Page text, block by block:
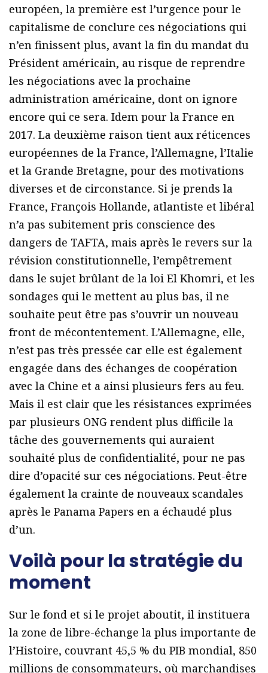
européen, la première est l’urgence pour le
capitalisme de conclure ces négociations qui
n’en finissent plus, avant la fin du mandat du
Président américain, au risque de reprendre
les négociations avec la prochaine
administration américaine, dont on ignore
encore qui ce sera. Idem pour la France en
2017. La deuxième raison tient aux réticences
européennes de la France, l’Allemagne, l’Italie
et la Grande Bretagne, pour des motivations
diverses et de circonstance. Si je prends la
France, François Hollande, atlantiste et libéral
n’a pas subitement pris conscience des
dangers de TAFTA, mais après le revers sur la
révision constitutionnelle, l’empêtrement
dans le sujet brûlant de la loi El Khomri, et les
sondages qui le mettent au plus bas, il ne
souhaite peut être pas s’ouvrir un nouveau
front de mécontentement. L’Allemagne, elle,
n’est pas très pressée car elle est également
engagée dans des échanges de coopération
avec la Chine et a ainsi plusieurs fers au feu.
Mais il est clair que les résistances exprimées
par plusieurs ONG rendent plus difficile la
tâche des gouvernements qui auraient
souhaité plus de confidentialité, pour ne pas
dire d’opacité sur ces négociations. Peut-être
également la crainte de nouveaux scandales
après le Panama Papers en a échaudé plus
d’un.
Voilà pour la stratégie du
moment
Sur le fond et si le projet aboutit, il instituera
la zone de libre-échange la plus importante de
l’Histoire, couvrant 45,5 % du PIB mondial, 850
millions de consommateurs, où marchandises